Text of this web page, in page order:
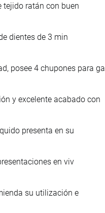
tejido ratán con buen
dientes de 3 min
posee 4 chupones para ga
y excelente acabado con
presenta en su
en viv
su utilización e